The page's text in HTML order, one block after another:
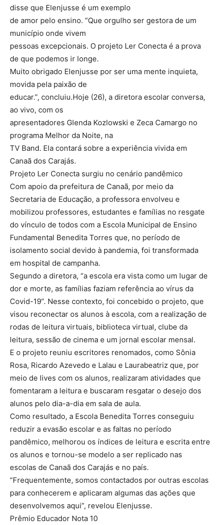
disse que Elenjusse é um exemplo
de amor pelo ensino. “Que orgulho ser gestora de um
município onde vivem
pessoas excepcionais. O projeto Ler Conecta é a prova
de que podemos ir longe.
Muito obrigado Elenjusse por ser uma mente inquieta,
movida pela paixão de
educar.”, concluiu.Hoje (26), a diretora escolar conversa,
ao vivo, com os
apresentadores Glenda Kozlowski e Zeca Camargo no
programa Melhor da Noite, na
TV Band. Ela contará sobre a experiência vivida em
Canaã dos Carajás.
Projeto Ler Conecta surgiu no cenário pandêmico
Com apoio da prefeitura de Canaã, por meio da
Secretaria de Educação, a professora envolveu e
mobilizou professores, estudantes e famílias no resgate
do vínculo de todos com a Escola Municipal de Ensino
Fundamental Benedita Torres que, no período de
isolamento social devido à pandemia, foi transformada
em hospital de campanha.
Segundo a diretora, “a escola era vista como um lugar de
dor e morte, as famílias faziam referência ao vírus da
Covid-19”. Nesse contexto, foi concebido o projeto, que
visou reconectar os alunos à escola, com a realização de
rodas de leitura virtuais, biblioteca virtual, clube da
leitura, sessão de cinema e um jornal escolar mensal.
E o projeto reuniu escritores renomados, como Sônia
Rosa, Ricardo Azevedo e Lalau e Laurabeatriz que, por
meio de lives com os alunos, realizaram atividades que
fomentaram a leitura e buscaram resgatar o desejo dos
alunos pelo dia-a-dia em sala de aula.
Como resultado, a Escola Benedita Torres conseguiu
reduzir a evasão escolar e as faltas no período
pandêmico, melhorou os índices de leitura e escrita entre
os alunos e tornou-se modelo a ser replicado nas
escolas de Canaã dos Carajás e no país.
“Frequentemente, somos contactados por outras escolas
para conhecerem e aplicaram algumas das ações que
desenvolvemos aqui”, revelou Elenjusse.
Prêmio Educador Nota 10